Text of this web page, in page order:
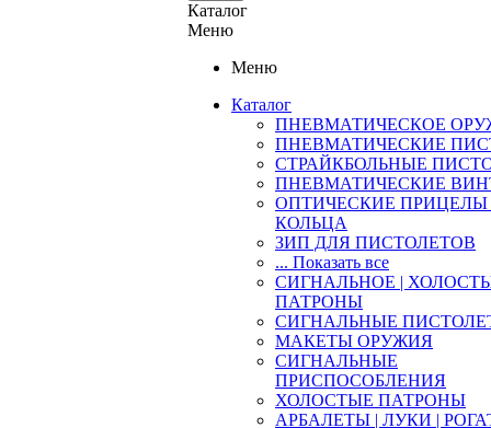
Каталог
Меню
Меню
Каталог
ПНЕВМАТИЧЕСКОЕ
ПНЕВМАТИЧЕСКИЕ
СТРАЙКБОЛЬНЫЕ
ПНЕВМАТИЧЕСКИЕ
ОПТИЧЕСКИЕ ПРИЦЕЛЫ
КОЛЬЦА
ЗИП ДЛЯ ПИСТОЛЕТОВ
... Показать все
СИГНАЛЬНОЕ |
ПАТРОНЫ
СИГНАЛЬНЫЕ
МАКЕТЫ ОРУЖИЯ
СИГНАЛЬНЫЕ
ПРИСПОСОБЛЕНИЯ
ХОЛОСТЫЕ ПАТРОНЫ
АРБАЛЕТЫ | ЛУКИ |